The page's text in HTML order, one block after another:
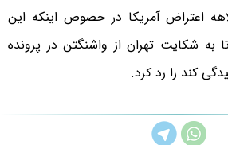
اعتراض آمریکا در خصوص اینکه این
به شکایت تهران از واشنگتن در پرونده
کند را رد کرد.